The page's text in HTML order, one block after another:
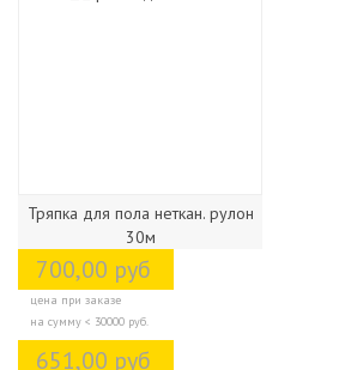
Тряпка для пола неткан. рулон
30м
700,00 руб
цена при заказе
на сумму < 30000 руб.
651,00 руб